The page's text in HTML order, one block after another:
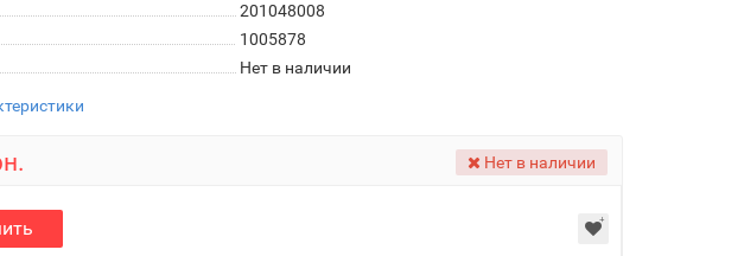
201048008
1005878
Нет в наличии
Нет в наличии